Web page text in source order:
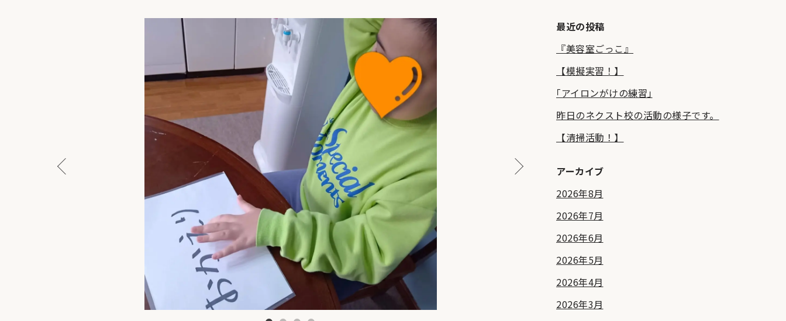
最近の投稿
『美容室ごっこ』
【模擬実習！】
｢アイロンがけの練習｣
昨日のネクスト校の活動の様子です。
【清掃活動！】
アーカイブ
2026年8月
2026年7月
2026年6月
2026年5月
2026年4月
2026年3月